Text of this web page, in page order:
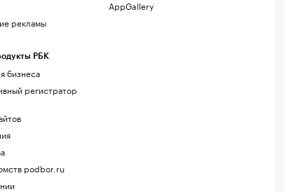
рекламы
РБК
бизнеса
регистратор
podbor.ru
AppGallery